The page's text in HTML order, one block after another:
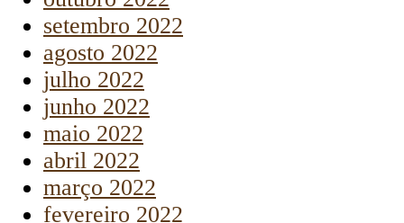
setembro 2022
agosto 2022
julho 2022
junho 2022
maio 2022
abril 2022
março 2022
fevereiro 2022